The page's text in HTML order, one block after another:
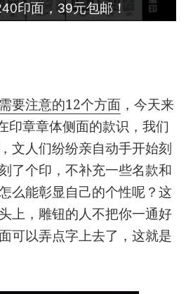
印面，39元包邮！
要注意的12个方面 ，今天来
印章章体侧面的款识，我们
文人们纷纷亲自动手开始刻
了个印，不补充一些名款和
么能彰显自己的个性呢？这
上，雕钮的人不把你一通好
可以弄点字上去了，这就是